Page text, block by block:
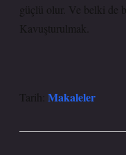
güçlü olur. Ve belki de
Kavuşturulmak.
Tarih: Makaleler